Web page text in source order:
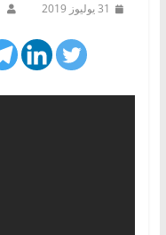
31 يوليوز 2019